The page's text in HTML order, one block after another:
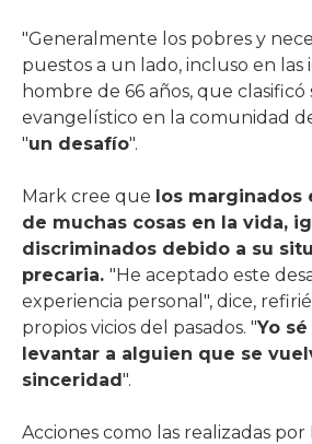
"Generalmente los pobres y
puestos a un lado, incluso en las
hombre de 66 años, que clasificó
evangelístico en la comunidad
"un desafío".
Mark cree que los marginados
de muchas cosas en la vida,
discriminados debido a su
precaria. "He aceptado este
experiencia personal", dice,
propios vicios del pasados. "Yo
levantar a alguien que se
sinceridad".
Acciones como las realizadas